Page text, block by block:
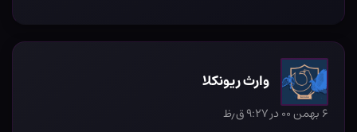
وارث ریونکلا
۶ بهمن ۰۰ در ۹:۲۷ ق٫ظ